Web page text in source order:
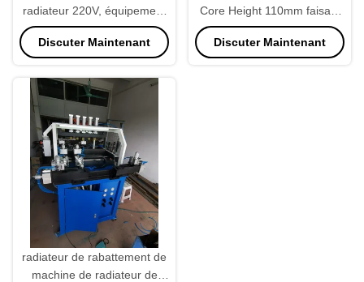
radiateur 220V, équipement
industriel de radiateur semi
automatique
Discuter Maintenant
Core Height 110mm faisant
la machine pour le radiateur
de camion
Discuter Maintenant
radiateur de rabattement de
machine de radiateur de